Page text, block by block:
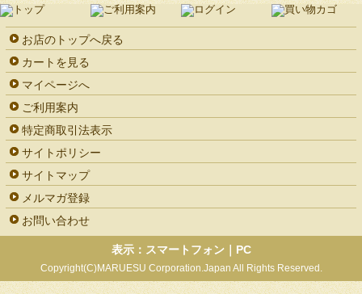
お店のトップへ戻る
カートを見る
マイページへ
ご利用案内
特定商取引法表示
サイトポリシー
サイトマップ
メルマガ登録
お問い合わせ
表示：スマートフォン｜ PC
Copyright(C)MARUESU Corporation.Japan All Rights Reserved.